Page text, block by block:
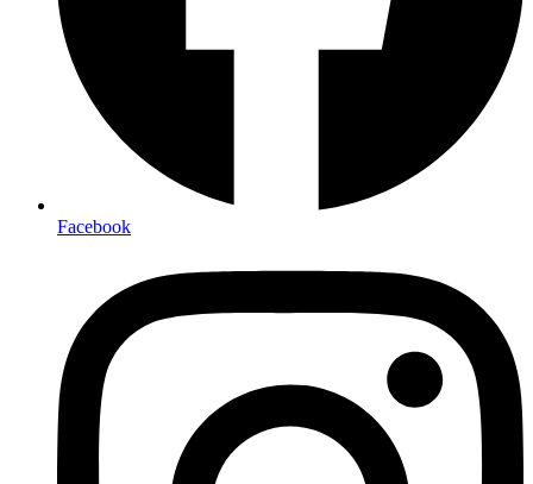
Facebook